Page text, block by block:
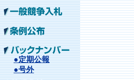
●定期公報
●号外